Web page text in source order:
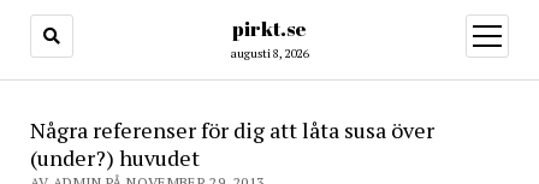
pirkt.se
augusti 8, 2026
öppna
meny
Några referenser för dig att låta susa över
(under?) huvudet